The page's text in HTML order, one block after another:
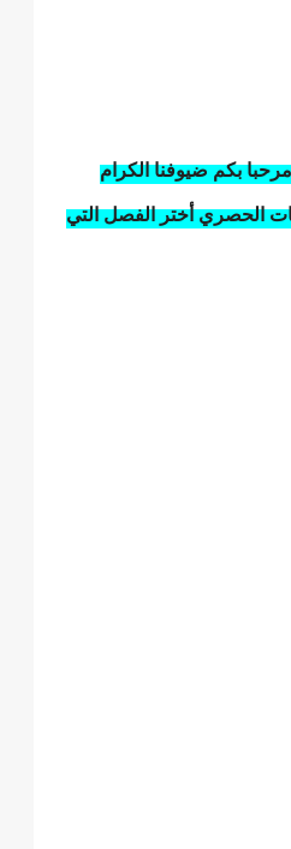
بكم ضيوفنا الكرام
الحصري أختر الفصل التي